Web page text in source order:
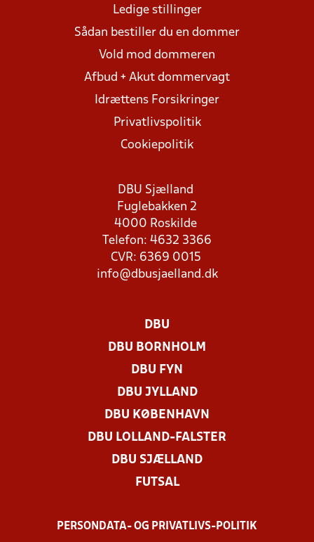
Ledige stillinger
Sådan bestiller du en dommer
Vold mod dommeren
Afbud + Akut dommervagt
Idrættens Forsikringer
Privatlivspolitik
Cookiepolitik
DBU Sjælland
Fuglebakken 2
4000 Roskilde
Telefon: 4632 3366
CVR: 6369 0015
info@dbusjaelland.dk
DBU
DBU BORNHOLM
DBU FYN
DBU JYLLAND
DBU KØBENHAVN
DBU LOLLAND-FALSTER
DBU SJÆLLAND
FUTSAL
PERSONDATA- OG PRIVATLIVS-POLITIK